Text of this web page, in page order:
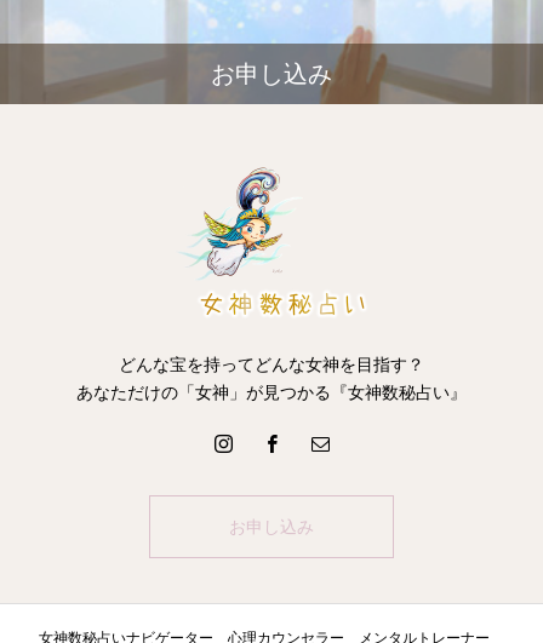
お申し込み
どんな宝を持ってどんな女神を目指す？
あなただけの「女神」が見つかる『女神数秘占い』
お申し込み
女神数秘占いナビゲーター 心理カウンセラー メンタルトレーナー